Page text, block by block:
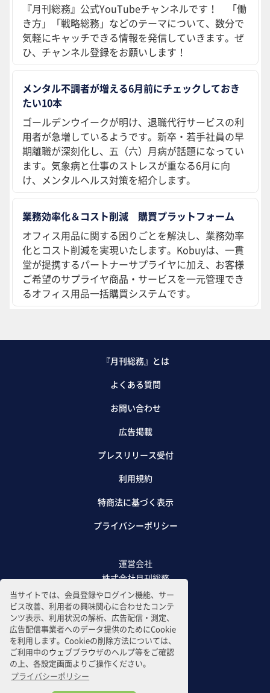
当サイトでは、会員登録やログイン機能、サー
ビス改善、利用者の興味関心に合わせたコンテ
ンツ表示、利用状況の解析、広告配信・測定、
広告配信事業者へのデータ提供のためにCookie
を利用します。Cookieの削除方法については、
ご利用中のウェブブラウザのヘルプ等をご確認
の上、各設定画面よりご操作ください。
プライバシーポリシー
『月刊総務』公式YouTubeチャンネルです！ 「働
き方」「戦略総務」などのテーマについて、数分で
気軽にキャッチできる情報を発信していきます。ぜ
ひ、チャンネル登録をお願いします！
メンタル不調者が増える6月前にチェックしておき
たい10本
ゴールデンウイークが明け、退職代行サービスの利
用者が急増しているようです。新卒・若手社員の早
期離職が深刻化し、五（六）月病が話題になってい
ます。気象病と仕事のストレスが重なる6月に向
け、メンタルヘルス対策を紹介します。
業務効率化＆コスト削減 購買プラットフォーム
オフィス用品に関する困りごとを解決し、業務効率
化とコスト削減を実現いたします。Kobuyは、一貫
堂が提携するパートナーサプライヤに加え、お客様
ご希望のサプライヤ商品・サービスを一元管理でき
るオフィス用品一括購買システムです。
『月刊総務』とは
よくある質問
お問い合わせ
広告掲載
プレスリリース受付
利用規約
特商法に基づく表示
プライバシーポリシー
運営会社
株式会社月刊総務